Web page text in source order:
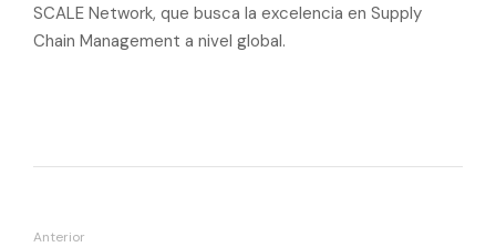
SCALE Network, que busca la excelencia en Supply
Chain Management a nivel global.
Anterior